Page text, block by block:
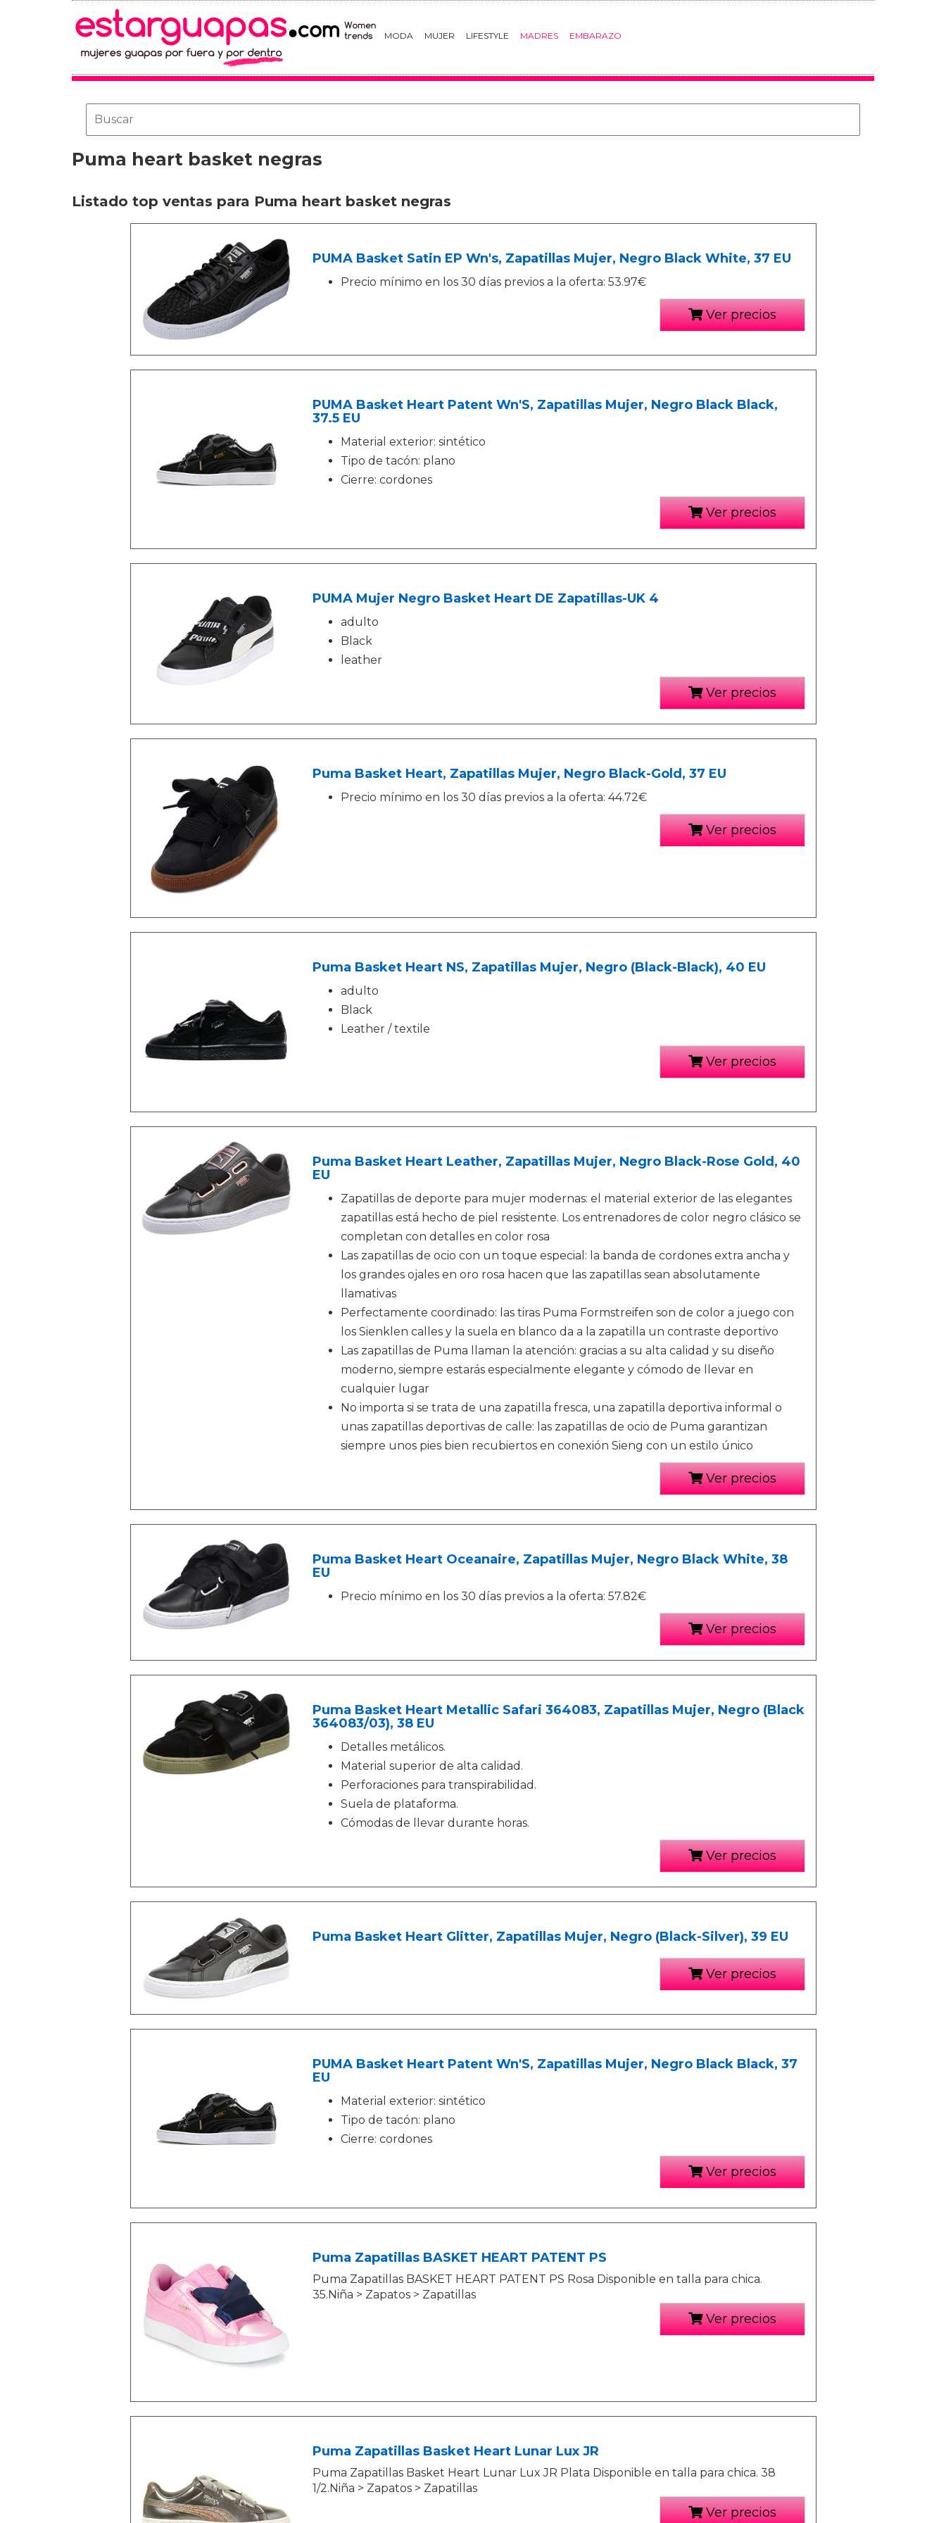
MODA MUJER LIFESTYLE MADRES EMBARAZO
Puma heart basket negras
Listado top ventas para Puma heart basket negras
PUMA Basket Satin EP Wn's, Zapatillas Mujer, Negro Black White, 37 EU
Precio mínimo en los 30 días previos a la oferta: 53.97€
Ver precios
PUMA Basket Heart Patent Wn'S, Zapatillas Mujer, Negro Black Black,
37.5 EU
Material exterior: sintético
Tipo de tacón: plano
Cierre: cordones
Ver precios
PUMA Mujer Negro Basket Heart DE Zapatillas-UK 4
adulto
Black
leather
Ver precios
Puma Basket Heart, Zapatillas Mujer, Negro Black-Gold, 37 EU
Precio mínimo en los 30 días previos a la oferta: 44.72€
Ver precios
Puma Basket Heart NS, Zapatillas Mujer, Negro (Black-Black), 40 EU
adulto
Black
Leather / textile
Ver precios
Puma Basket Heart Leather, Zapatillas Mujer, Negro Black-Rose Gold, 40
EU
Zapatillas de deporte para mujer modernas: el material exterior de las elegantes
zapatillas está hecho de piel resistente. Los entrenadores de color negro clásico se
completan con detalles en color rosa
Las zapatillas de ocio con un toque especial: la banda de cordones extra ancha y
los grandes ojales en oro rosa hacen que las zapatillas sean absolutamente
llamativas
Perfectamente coordinado: las tiras Puma Formstreifen son de color a juego con
los Sienklen calles y la suela en blanco da a la zapatilla un contraste deportivo
Las zapatillas de Puma llaman la atención: gracias a su alta calidad y su diseño
moderno, siempre estarás especialmente elegante y cómodo de llevar en
cualquier lugar
No importa si se trata de una zapatilla fresca, una zapatilla deportiva informal o
unas zapatillas deportivas de calle: las zapatillas de ocio de Puma garantizan
siempre unos pies bien recubiertos en conexión Sieng con un estilo único
Ver precios
Puma Basket Heart Oceanaire, Zapatillas Mujer, Negro Black White, 38
EU
Precio mínimo en los 30 días previos a la oferta: 57.82€
Ver precios
Puma Basket Heart Metallic Safari 364083, Zapatillas Mujer, Negro (Black
364083/03), 38 EU
Detalles metálicos.
Material superior de alta calidad.
Perforaciones para transpirabilidad.
Suela de plataforma.
Cómodas de llevar durante horas.
Ver precios
Puma Basket Heart Glitter, Zapatillas Mujer, Negro (Black-Silver), 39 EU
Ver precios
PUMA Basket Heart Patent Wn'S, Zapatillas Mujer, Negro Black Black, 37
EU
Material exterior: sintético
Tipo de tacón: plano
Cierre: cordones
Ver precios
Puma Zapatillas BASKET HEART PATENT PS
Puma Zapatillas BASKET HEART PATENT PS Rosa Disponible en talla para chica.
35.Niña > Zapatos > Zapatillas
Ver precios
Puma Zapatillas Basket Heart Lunar Lux JR
Puma Zapatillas Basket Heart Lunar Lux JR Plata Disponible en talla para chica. 38
1/2.Niña > Zapatos > Zapatillas
Ver precios